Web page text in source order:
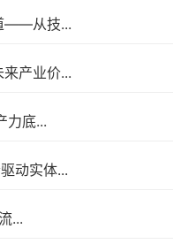
——从技...
产业价...
力底...
动实体...
...